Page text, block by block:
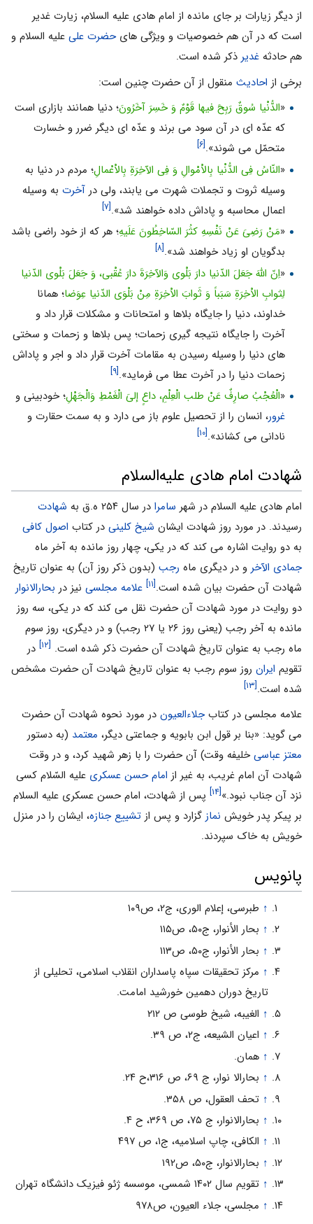
از دیگر زیارات بر جای مانده از امام هادی علیه السلام، زیارت غدیر
است که در آن هم خصوصیات و ویژگی هایحضرت علی علیه السلام و
هم حادثه غدیر ذکر شده است.
برخی از احادیث منقول از آن حضرت چنین است:
«الدُّنْیا سُوقٌ رَبِحَ فیها قَوْمٌ وَ خَسِرَ آخَرُونَ؛ دنیا همانند بازارى است
که عدّه اى در آن سود مى برند و عدّه اى دیگر ضرر و خسارت
متحمّل مى شوند».[۶]
«النّاسُ فِى الدُّنْیا بِالاْمْوالِ وَ فِى الآخِرَةِ بِالاْعْمالِ؛ مردم در دنیا به
وسیله ثروت و تجملات شهرت مى یابند، ولى در آخرتبه وسیله
اعمال محاسبه و پاداش داده خواهند شد».[۷]
«مَنْ رَضِىَ عَنْ نَفْسِهِ کثُرَ السّاخِطُونَ عَلَیهِ؛ هر که از خود راضى باشد
بدگویان او زیاد خواهند شد».[۸]
«اِنّ اللّهَ جَعَلَ الدّنیا دارَ بَلْوى وَالآخِرَةَ دارَ عُقْبى، وَ جَعَلَ بَلْوى الدّنیا
لِثوابِ الاْخِرَةِ سَبَباً وَ ثَوابَ الاْخِرَةِ مِنْ بَلْوَى الدّنیا عِوَضا؛ همانا
خداوند، دنیا را جایگاه بلاها و امتحانات و مشکلات قرار داد و
آخرت را جایگاه نتیجه گیرى زحمات؛ پس بلاها و زحمات و سختى
هاى دنیا را وسیله رسیدن به مقامات آخرت قرار داد و اجر و پاداش
زحمات دنیا را در آخرت عطا مى فرماید».[۹]
«الْعُجْبُ صارِفٌ عَنْ طلب الْعِلْمِ، داعٍ إلىَ الْغَمْطِ وَالْجَهْلِ؛ خودبینى و
غرور، انسان را از تحصیل علوم باز مى دارد و به سمت حقارت و
نادانى مى کشاند».[۱۰]
شهادت امام هادی علیه‌السلام
امام هادی علیه السلام در شهر سامرا در سال ۲۵۴ ه.ق به
شهادت
رسیدند. در مورد روز شهادت ایشان شیخ کلینی در کتاب اصول کافی
به دو روایت اشاره می کند که در یکی، چهار روز مانده به آخر ماه
جمادی الآخر و در دیگری ماه رجب (بدون ذکر روز آن) به عنوان تاریخ
شهادت آن حضرت بیان شده است.[۱۱] علامه مجلسی نیز در بحارالانوار
دو روایت در مورد شهادت آن حضرت نقل می کند که در یکی، سه روز
مانده به آخر رجب (یعنی روز ۲۶ یا ۲۷ رجب) و در دیگری، روز سوم
ماه رجب به عنوان تاریخ شهادت آن حضرت ذکر شده است. [۱۲]
در
تقویم ایران روز سوم رجب به عنوان تاریخ شهادت آن حضرت مشخص
شده است.[۱۳]
علامه مجلسی در کتابجلاءالعیون در مورد نحوه شهادت آن حضرت
می گوید: «بنا بر قول ابن بابویه و جماعتى دیگر، معتمد (به دستور
معتز عباسىخلیفه وقت) آن حضرت را با زهر شهید کرد، و در وقت
شهادت آن امام غریب، به غیر از امام حسن عسکرى علیه السّلام کسى
نزد آن جناب نبود.»[۱۴]
پس از شهادت، امام حسن عسکری علیه السلام
بر پیکر پدر خویش نماز گزارد و پس از تشییع جنازه، ایشان را در منزل
خویش به خاک سپردند.
پانویس
↑ طبرسی، إعلام الورى، ج‏۲، ص۱۰۹
↑ بحار الأنوار، ج۵۰، ص۱۱۵
↑ بحار الأنوار، ج۵۰، ص۱۱۳
↑ مرکز تحقیقات سپاه پاسداران انقلاب اسلامی، تحلیلی از
تاریخ دوران دهمین خورشید امامت.
↑ الغیبه، شیخ طوسی ص ۲۱۲
↑ اعیان الشیعه، ج۲، ص ۳۹.
↑ همان.
↑ بحارالا نوار، ج ۶۹، ص ۳۱۶،ح ۲۴.
↑ تحف العقول، ص ۳۵۸.
↑ بحارالانوار، ج ۷۵، ص ۳۶۹، ح ۴.
↑ الکافی، چاپ اسلامیه، ج۱، ص ۴۹۷
↑ بحارالانوار، ج۵۰، ص۱۹۲
↑ تقویم سال ۱۴۰۲ شمسی، موسسه ژئو فیزیک دانشگاه تهران
↑ مجلسی، جلاء العیون، ص۹۷۸